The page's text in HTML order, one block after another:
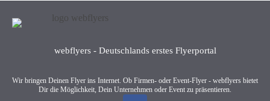
webflyers - Deutschlands erstes Flyerportal
Wir bringen Deinen Flyer ins Internet. Ob Firmen- oder Event-Flyer - webflyers bietet
Dir die Möglichkeit, Dein Unternehmen oder Event zu präsentieren.